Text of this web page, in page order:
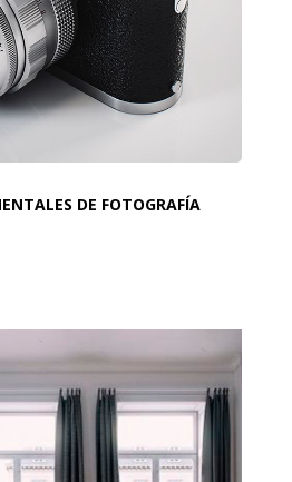
DE FOTOGRAFÍA